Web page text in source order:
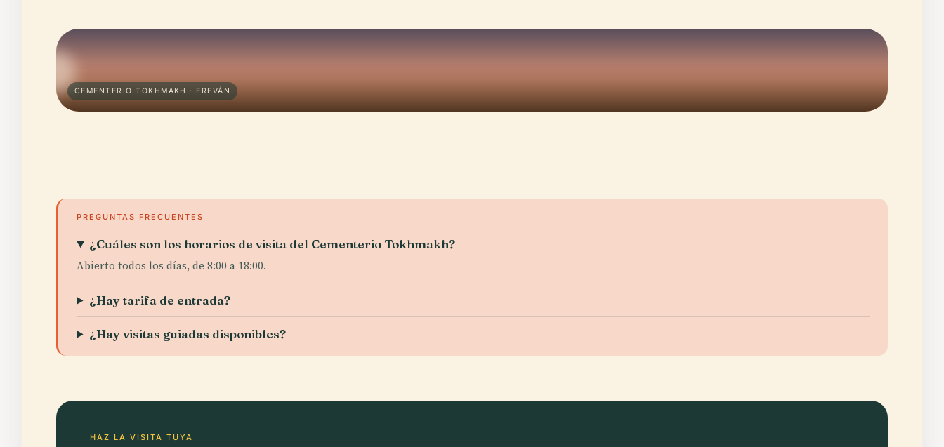
CEMENTERIO TOKHMAKH · EREVÁN
PREGUNTAS FRECUENTES
¿Cuáles son los horarios de visita del Cementerio Tokhmakh?
Abierto todos los días, de 8:00 a 18:00.
¿Hay tarifa de entrada?
¿Hay visitas guiadas disponibles?
HAZ LA VISITA TUYA